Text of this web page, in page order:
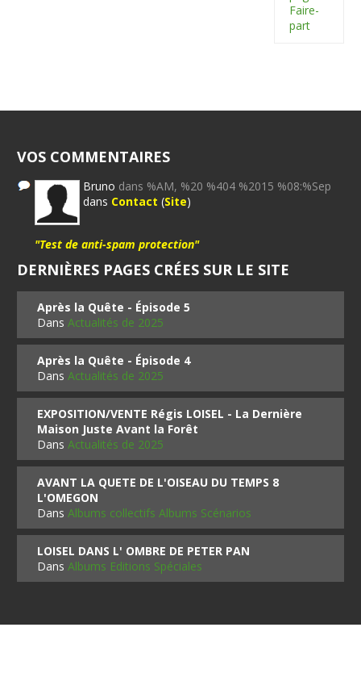
Faire-
part
VOS COMMENTAIRES
Bruno dans %AM, %20 %404 %2015 %08:%Sep
dans Contact (Site)
"Test de anti-spam protection"
DERNIÈRES PAGES CRÉES SUR LE SITE
Après la Quête - Épisode 5
DansActualités de 2025
Après la Quête - Épisode 4
DansActualités de 2025
EXPOSITION/VENTE Régis LOISEL - La Dernière
Maison Juste Avant la Forêt
DansActualités de 2025
AVANT LA QUETE DE L'OISEAU DU TEMPS 8
L'OMEGON
DansAlbums collectifs Albums Scénarios
LOISEL DANS L' OMBRE DE PETER PAN
DansAlbums Editions Spéciales